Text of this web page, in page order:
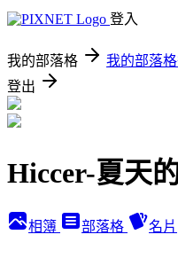
登入
我的部落格 我的部落
登出
Hiccer-夏天
相簿 部落格 名片